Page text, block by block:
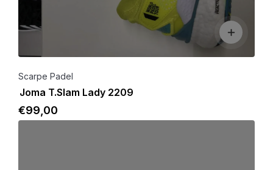
Scarpe Padel
Joma T.Slam Lady 2209
€99 ,00